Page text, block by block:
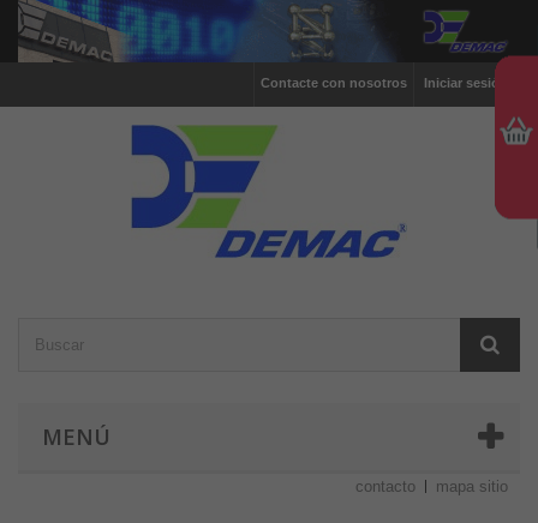
Iniciar sesión
Contacte con nosotros
MENÚ
contacto mapa sitio